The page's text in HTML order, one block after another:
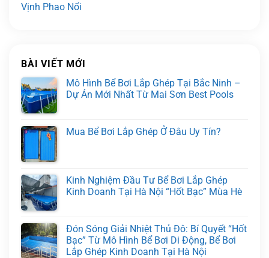
Vịnh Phao Nổi
BÀI VIẾT MỚI
Mô Hình Bể Bơi Lắp Ghép Tại Bắc Ninh –
Dự Án Mới Nhất Từ Mai Sơn Best Pools
Mua Bể Bơi Lắp Ghép Ở Đâu Uy Tín?
Kinh Nghiệm Đầu Tư Bể Bơi Lắp Ghép
Kinh Doanh Tại Hà Nội “Hốt Bạc” Mùa Hè
Đón Sóng Giải Nhiệt Thủ Đô: Bí Quyết “Hốt
Bạc” Từ Mô Hình Bể Bơi Di Động, Bể Bơi
Lắp Ghép Kinh Doanh Tại Hà Nội